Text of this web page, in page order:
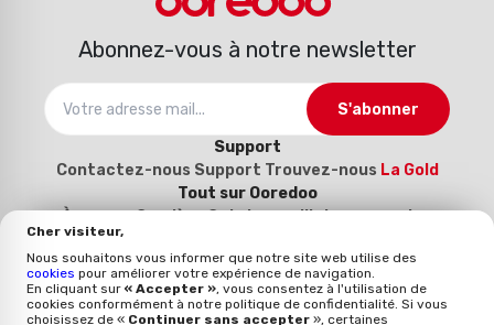
Cher visiteur,
Nous souhaitons vous informer que notre site web utilise des
cookies pour améliorer votre expérience de navigation.
En cliquant sur « Accepter », vous consentez à l'utilisation de
cookies conformément à notre politique de confidentialité. Si vous
choisissez de « Continuer sans accepter », certaines
Abonnez-vous à notre newsletter
S'abonner
Support
Contactez-nous Support Trouvez-nous La Gold
Tout sur Ooredoo
2025-2026
vous ici)
Politique et qualité
Mentions légales Politique qualitéWhistleblowing